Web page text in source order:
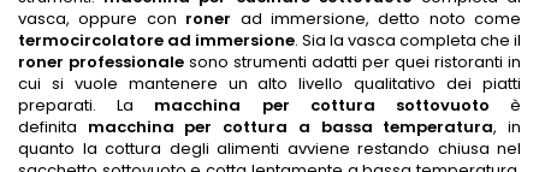
vasca, oppure con roner ad immersione, detto noto come
termocircolatore ad immersione. Sia la vasca completa che il
roner professionale sono strumenti adatti per quei ristoranti in
cui si vuole mantenere un alto livello qualitativo dei piatti
preparati. La macchina per cottura sottovuoto è
definita macchina per cottura a bassa temperatura, in
quanto la cottura degli alimenti avviene restando chiusa nel